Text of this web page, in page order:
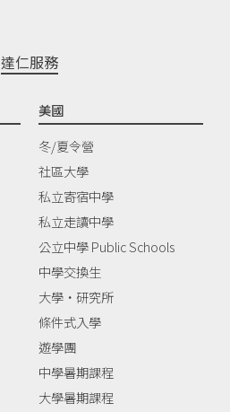
達仁服務
美國
冬/夏令營
社區大學
私立寄宿中學
私立走讀中學
公立中學 Public Schools
中學交換生
大學‧研究所
條件式入學
遊學團
中學暑期課程
大學暑期課程